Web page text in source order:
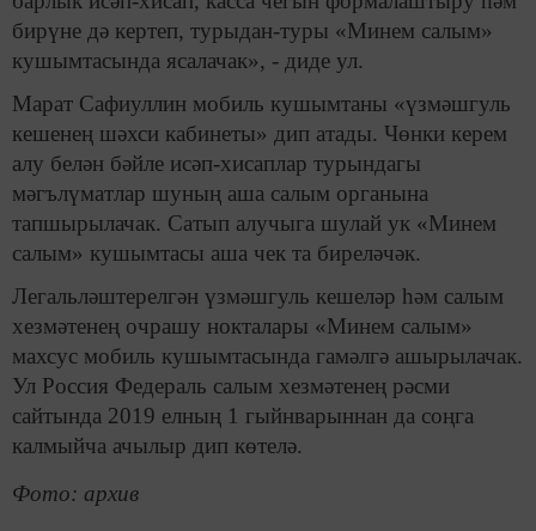
бирүне дә кертеп, турыдан-туры «Минем салым»
кушымтасында ясалачак», - диде ул.
Марат Сафиуллин мобиль кушымтаны «үзмәшгуль
кешенең шәхси кабинеты» дип атады. Чөнки керем
алу белән бәйле исәп-хисаплар турындагы
мәгълүматлар шуның аша салым органына
тапшырылачак. Сатып алучыга шулай ук «Минем
салым» кушымтасы аша чек та биреләчәк.
Легальләштерелгән үзмәшгуль кешеләр һәм салым
хезмәтенең очрашу нокталары «Минем салым»
махсус мобиль кушымтасында гамәлгә ашырылачак.
Ул Россия Федераль салым хезмәтенең рәсми
сайтында 2019 елның 1 гыйнварыннан да соңга
калмыйча ачылыр дип көтелә.
Фото: архив